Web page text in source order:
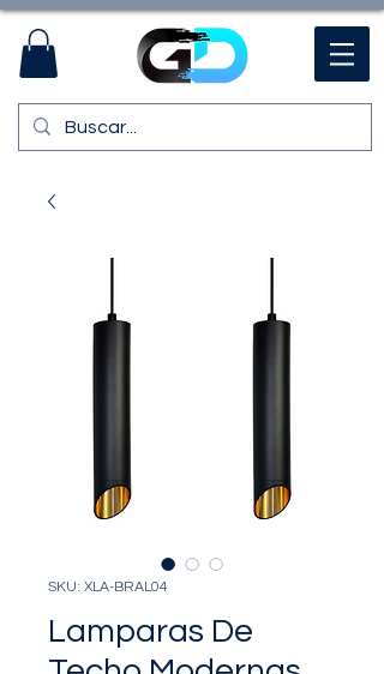
SKU: XLA-BRAL04
Lamparas De